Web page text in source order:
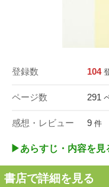
登録数 104
ページ数 291
感想・レビュー 9 件
▶︎あらすじ・内容を見
書店で詳細を見る